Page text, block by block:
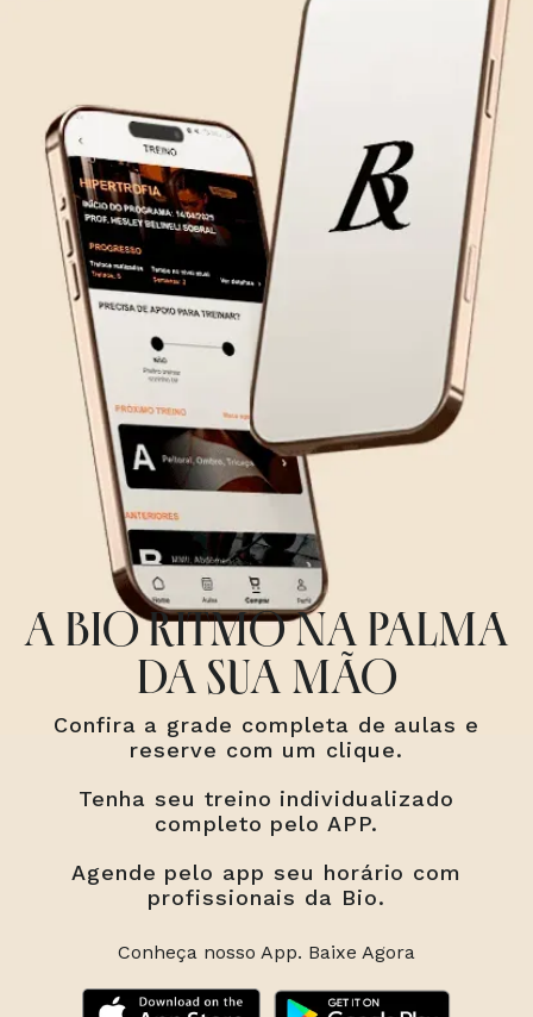
A BIO RITMO NA PALMA
DA SUA MÃO
Confira a grade completa de aulas e
reserve com um clique.
Tenha seu treino individualizado
completo pelo APP.
Agende pelo app seu horário com
profissionais da Bio.
Conheça nosso App. Baixe Agora